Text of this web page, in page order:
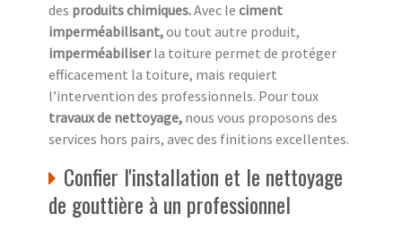
des produits chimiques.Avec le ciment
imperméabilisant,ou tout autre produit,
imperméabiliserla toiture permet de protéger
efficacement la toiture, mais requiert
l’intervention des professionnels. Pour toux
travaux de nettoyage, nous vous proposons des
services hors pairs, avec des finitions excellentes.
Confier l'installation et le nettoyage
de gouttière à un professionnel